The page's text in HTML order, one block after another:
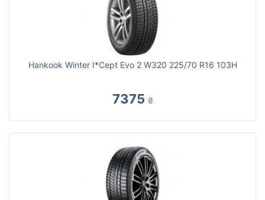
Hankook Winter I*Cept Evo 2 W320 225/70 R16 103H
7375 ₴